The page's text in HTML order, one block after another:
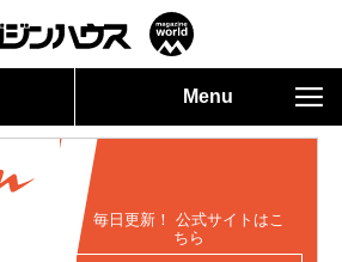
Menu
毎日更新！ 公式サイトはこ
ちら